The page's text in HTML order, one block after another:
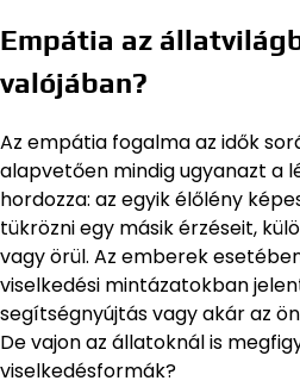
Empátia az
valójában?
Az empátia fogalma az idők
alapvetően mindig ugyanazt a
hordozza: az egyik élőlény
tükrözni egy másik érzéseit,
vagy örül. Az emberek
viselkedési mintázatokban
segítségnyújtás vagy akár az
De vajon az állatoknál is
viselkedésformák?